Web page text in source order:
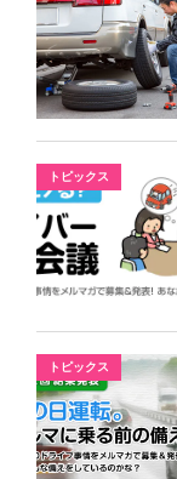
トピックス
トピックス